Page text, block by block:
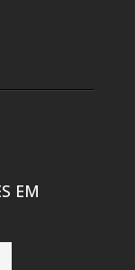
EM